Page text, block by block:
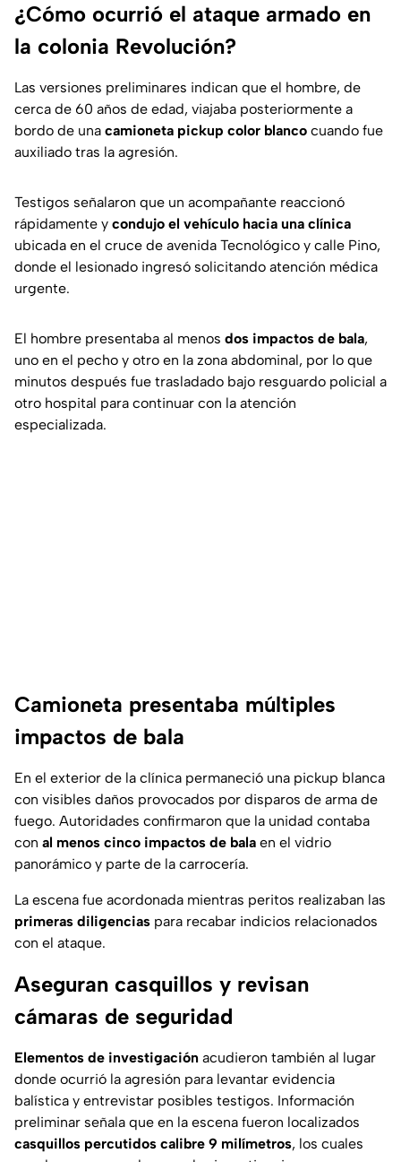
¿Cómo ocurrió el ataque armado en
la colonia Revolución?
Las versiones preliminares indican que el hombre, de
cerca de 60 años de edad, viajaba posteriormente a
bordo de una camioneta pickup color blanco cuando fue
auxiliado tras la agresión.
Testigos señalaron que un acompañante reaccionó
rápidamente y condujo el vehículo hacia una clínica
ubicada en el cruce de avenida Tecnológico y calle Pino,
donde el lesionado ingresó solicitando atención médica
urgente.
El hombre presentaba al menos dos impactos de bala,
uno en el pecho y otro en la zona abdominal, por lo que
minutos después fue trasladado bajo resguardo policial a
otro hospital para continuar con la atención
especializada.
Camioneta presentaba múltiples
impactos de bala
En el exterior de la clínica permaneció una pickup blanca
con visibles daños provocados por disparos de arma de
fuego. Autoridades confirmaron que la unidad contaba
con al menos cinco impactos de bala en el vidrio
panorámico y parte de la carrocería.
La escena fue acordonada mientras peritos realizaban las
primeras diligencias para recabar indicios relacionados
con el ataque.
Aseguran casquillos y revisan
cámaras de seguridad
Elementos de investigación acudieron también al lugar
donde ocurrió la agresión para levantar evidencia
balística y entrevistar posibles testigos. Información
preliminar señala que en la escena fueron localizados
casquillos percutidos calibre 9 milímetros, los cuales